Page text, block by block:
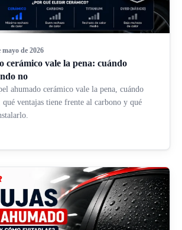
mayo de 2026
cerámico vale la pena: cuándo
no
ahumado cerámico vale la pena, cuándo
ventajas tiene frente al carbono y qué